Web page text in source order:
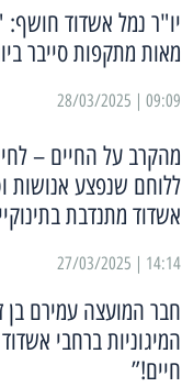
יו"ר נמל אשדוד חושף:
מאות מתקפות סייבר
09:09 | 28/03/2025
מהקרב על החיים –
ללוחם שנפצע אנושות
אשדוד מתנדבת
14:14 | 27/03/2025
חבר המועצה עמירם בן
המיגוניות ברחבי
חיים!”